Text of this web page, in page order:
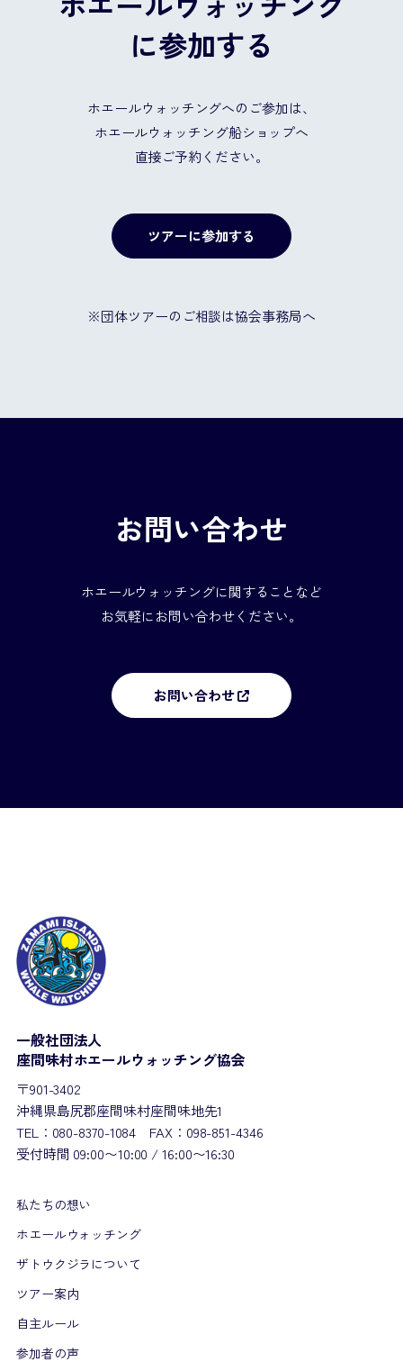
に参加する
ホエールウォッチングへのご参加は、
ホエールウォッチング船ショップへ
直接ご予約ください。
ツアーに参加する
※団体ツアーのご相談は協会事務局へ
お問い合わせ
ホエールウォッチングに関することなど
お気軽にお問い合わせください。
お問い合わせ
一般社団法人
座間味村ホエールウォッチング協会
〒901-3402
沖縄県島尻郡座間味村座間味地先1
TEL：080-8370-1084 FAX：098-851-4346
受付時間 09:00〜10:00 / 16:00〜16:30
私たちの想い
ホエールウォッチング
ザトウクジラについて
ツアー案内
自主ルール
参加者の声